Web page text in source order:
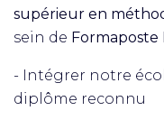
supérieur en
sein de
- Intégrer notre
diplôme reconnu